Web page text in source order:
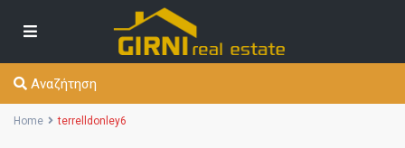
Αναζήτηση
Home terrelldonley6